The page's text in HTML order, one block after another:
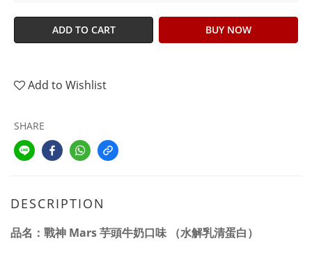
ADD TO CART BUY NOW
Add to Wishlist
SHARE
DESCRIPTION
品名：戰神 Mars 芋頭牛奶口味 （水解乳清蛋白）